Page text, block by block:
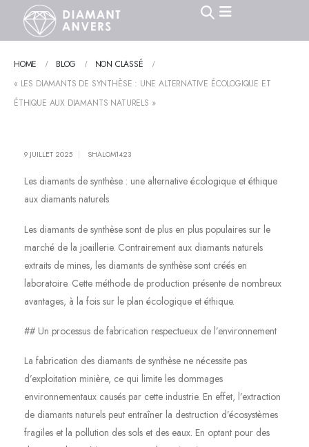
HOME BLOG
NON CLASSÉ
« LES DIAMANTS DE SYNTHÈSE : UNE ALTERNATIVE ÉCOLOGIQUE ET
ÉTHIQUE AUX DIAMANTS NATURELS »
9 JUILLET 2025 SHALOM1423
Les diamants de synthèse : une alternative écologique et éthique
aux diamants naturels
Les diamants de synthèse sont de plus en plus populaires sur le
marché de la joaillerie. Contrairement aux diamants naturels
extraits de mines, les diamants de synthèse sont créés en
laboratoire. Cette méthode de production présente de nombreux
avantages, à la fois sur le plan écologique et éthique.
## Un processus de fabrication respectueux de l’environnement
La fabrication des diamants de synthèse ne nécessite pas
d’exploitation minière, ce qui limite les dommages
environnementaux causés par cette industrie. En effet, l’extraction
de diamants naturels peut entraîner la destruction d’écosystèmes
fragiles et la pollution des sols et des eaux. En optant pour des